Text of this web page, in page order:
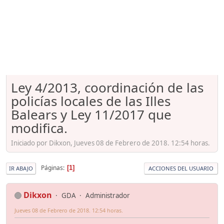
Ley 4/2013, coordinación de las
policías locales de las Illes
Balears y Ley 11/2017 que
modifica.
Iniciado por Dikxon, Jueves 08 de Febrero de 2018. 12:54 horas.
IR ABAJO Páginas 1 ACCIONES DEL USUARIO
Dikxon GDA Administrador
Jueves 08 de Febrero de 2018. 12:54 horas.